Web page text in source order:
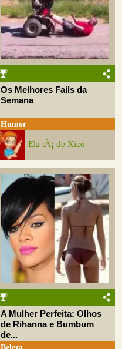
Os Melhores Fails da
Semana
Humor
Ela tÃ¡ de Xico
A Mulher Perfeita: Olhos
de Rihanna e Bumbum
de...